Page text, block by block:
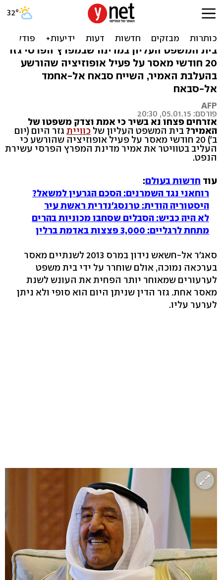
כוויית: העליב את האמיר
בטוויטר ונשלח לכלא
בית המשפט העליון במדינה שבמפרץ הפרסי גזר
20 חודשי מאסר על פעיל אופוזיציה שהורשע
בהעלבת האמיר, השייח סבאח אל-אחמד
אל-סבאח
AFP
פורסם: 05.01.15, 20:30
אזרחים פצחו נא בשיר כי אמת וצדק משפטו של
האמיר? בית המשפט העליון של כוויית גזר היום (יום
ב') 20 חודשי מאסר על פעיל אופוזיציה שהורשע כי
העליב בטוויטר את אמיר מדינת המפרץ הפרסי עשירת
הנפט.
עוד חדשות בעולם:
רוחאני נגד השמרנים: הסכם הגרעין למשאל?
היסטוריה הודית: טרנסג'נדרית ראשת עיר
לא היה כביש: הסבלים שסחבו מכוניות בהרים
מתחת לרגליים: 3,000 פצצות באדמת ברלין
סאג'ר אל-חשאש נידון במרס 2013 לשנתיים מאסר
בערכאה נמוכה, אולם שוחרר על ידי בית משפט
לערעורים שמאוחר יותר הפחית את העונש לשנת
מאסר אחת. גזר הדין שניתן היום הוא סופי ולא ניתן
לערער עליו.